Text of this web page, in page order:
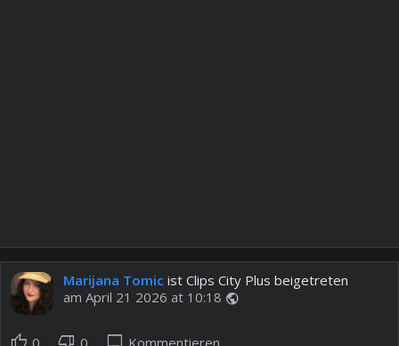
Marijana Tomic ist Clips City Plus beigetreten
am April 21 2026 at 10:18 public
0 0 Kommentieren